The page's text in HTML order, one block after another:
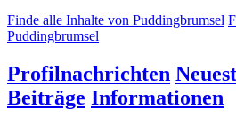
Finde alle Inhalte von Puddingbrumsel
Puddingbrumsel
Profilnachrichten
Beiträge Informationen